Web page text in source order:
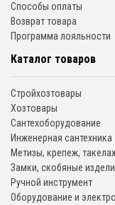
Способы оплаты
Возврат товара
Программа лояльности
Каталог товаров
Стройхозтовары
Хозтовары
Сантехоборудование
Инженерная сантехника
Метизы, крепеж,
Замки, скобяные
Ручной инструмент
Оборудование и